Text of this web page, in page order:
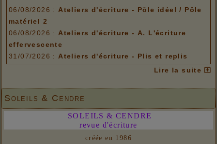
06/08/2026 : Ateliers d'écriture - Pôle idéel / Pôle
matériel 2
06/08/2026 : Ateliers d'écriture - A. L'écriture
effervescente
31/07/2026 : Ateliers d'écriture - Plis et replis
matériel 2
31/07/2026 :Ateliers d'écriture - Plis et replis
Lire la suite
Soleils & Cendre
SOLEILS & CENDRE
revue d'écriture
créée en 1986